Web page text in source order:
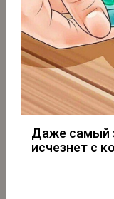
Даже самый
исчезнет с